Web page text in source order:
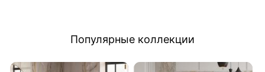
Популярные коллекции